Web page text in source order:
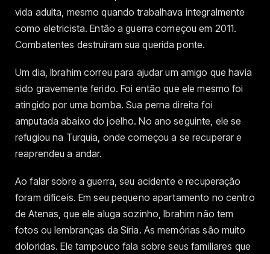
vida adulta, mesmo quando trabalhava integralmente
como eletricista. Então a guerra começou em 2011.
Combatentes destruíram sua querida ponte.
Um dia, Ibrahim correu para ajudar um amigo que havia
sido gravemente ferido. Foi então que ele mesmo foi
atingido por uma bomba. Sua perna direita foi
amputada abaixo do joelho. No ano seguinte, ele se
refugiou na Turquia, onde começou a se recuperar e
reaprendeu a andar.
Ao falar sobre a guerra, seu acidente e recuperação
foram difíceis. Em seu pequeno apartamento no centro
de Atenas, que ele aluga sozinho, Ibrahim não tem
fotos ou lembranças da Síria. As memórias são muito
doloridas. Ele tampouco fala sobre seus familiares que